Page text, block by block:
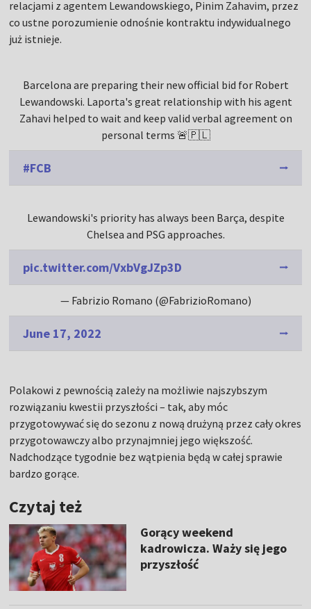
relacjami z agentem Lewandowskiego, Pinim Zahavim, przez
co ustne porozumienie odnośnie kontraktu indywidualnego
już istnieje.
Barcelona are preparing their new official bid for Robert
Lewandowski. Laporta's great relationship with his agent
Zahavi helped to wait and keep valid verbal agreement on
personal terms 🚨🇵🇱
#FCB
Lewandowski's priority has always been Barça, despite
Chelsea and PSG approaches.
pic.twitter.com/VxbVgJZp3D
— Fabrizio Romano (@FabrizioRomano)
June 17, 2022
Polakowi z pewnością zależy na możliwie najszybszym
rozwiązaniu kwestii przyszłości – tak, aby móc
przygotowywać się do sezonu z nową drużyną przez cały okres
przygotowawczy albo przynajmniej jego większość.
Nadchodzące tygodnie bez wątpienia będą w całej sprawie
bardzo gorące.
Czytaj też
Gorący weekend
kadrowicza. Waży się jego
przyszłość